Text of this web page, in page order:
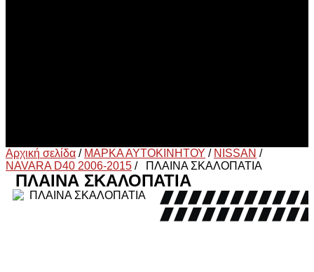
Αρχική σελίδα / ΜΑΡΚΑ ΑΥΤΟΚΙΝΗΤΟΥ / NISSAN /
NAVARA D40 2006-2015 / ΠΛΑΙΝΑ ΣΚΑΛΟΠΑΤΙΑ
ΠΛΑΙΝΑ ΣΚΑΛΟΠΑΤΙΑ